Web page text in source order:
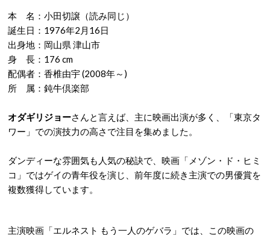
本 名：小田切譲（読み同じ）
誕生日：1976年2月16日
出身地：岡山県 津山市
身 長：176 cm
配偶者：香椎由宇 (2008年～)
所 属：鈍牛倶楽部
オダギリジョーさんと言えば、主に映画出演が多く、「東京タ
ワー」での演技力の高さで注目を集めました。
ダンディーな雰囲気も人気の秘訣で、映画「メゾン・ド・ヒミ
コ」ではゲイの青年役を演じ、前年度に続き主演での男優賞を
複数獲得しています。
主演映画「エルネスト もう一人のゲバラ」では、この映画の